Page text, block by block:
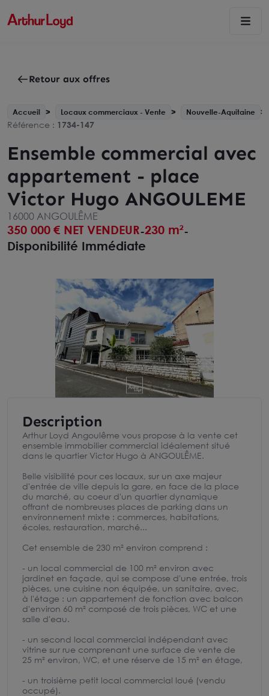
Retour aux offres
Accueil Locaux commerciaux - Vente Nouvelle-Aquitaine
Référence : 1734-147
Ensemble commercial avec
appartement - place
Victor Hugo ANGOULEME
16000 ANGOULÊME
350 000 € NET VENDEUR-230 m²-
Disponibilité Immédiate
Description
Arthur Loyd Angoulême vous propose à la vente cet
ensemble immobilier commercial idéalement situé
dans le quartier Victor Hugo à ANGOULÊME.
Belle visibilité pour ces locaux, sur un axe majeur
d'entrée de ville depuis la gare, en face de la place
du marché, au coeur d'un quartier dynamique
offrant de nombreuses places de parking dans un
environnement mixte : commerces, habitations,
écoles, restauration, marché...
Cet ensemble de 230 m² environ comprend :
- un local commercial de 100 m² environ avec
jardinet en façade, qui se compose d'une entrée, trois
pièces, une cuisine non équipée, un sanitaire, avec,
à l'étage : un appartement de fonction avec balcon
d'environ 60 m² composé de trois pièces, WC et une
salle d'eau.
- un second local commercial indépendant avec
vitrine sur rue comprenant une surface de vente de
25 m² environ, WC, et une réserve de 15 m² en étage,
- un troisième petit local commercial loué (vendu
occupé).